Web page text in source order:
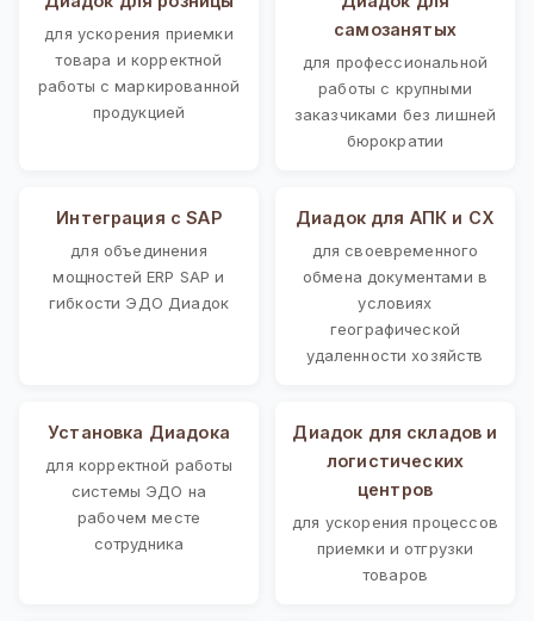
для ускорения приемки
товара и корректной
работы с маркированной
продукцией
самозанятых
для профессиональной
работы с крупными
заказчиками без лишней
бюрократии
Интеграция с SAP
для объединения
мощностей ERP SAP и
гибкости ЭДО Диадок
Диадок для АПК и СХ
для своевременного
обмена документами в
условиях
географической
удаленности хозяйств
Установка Диадока
для корректной работы
системы ЭДО на
рабочем месте
сотрудника
Диадок для складов и
логистических
центров
для ускорения процессов
приемки и отгрузки
товаров